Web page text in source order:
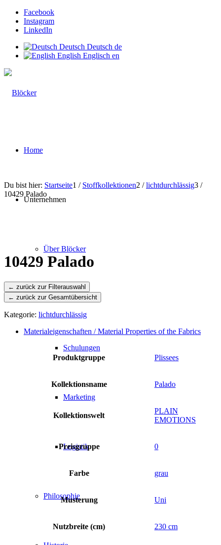
Facebook
Instagram
LinkedIn
Deutsch Deutsch de
English Englisch en
Home
Unternehmen
Über Blöcker
Leistungen
Schulungen
Marketing
Logistik
Philosophie
Du bist hier: Startseite1 / Stoffkollektionen2 / lichtdurchlässig3 /
10429 Palado
10429 Palado
← zurück zur Gesamtübersicht
Kategorie: lichtdurchlässig
Materialeigenschaften / Material Properties of the Fabrics
Produktgruppe Plissees
Kollektionsname Palado
Kollektionswelt
PLAIN
EMOTIONS
Preisgruppe 0
Farbe grau
Musterung Uni
Nutzbreite (cm) 230 cm